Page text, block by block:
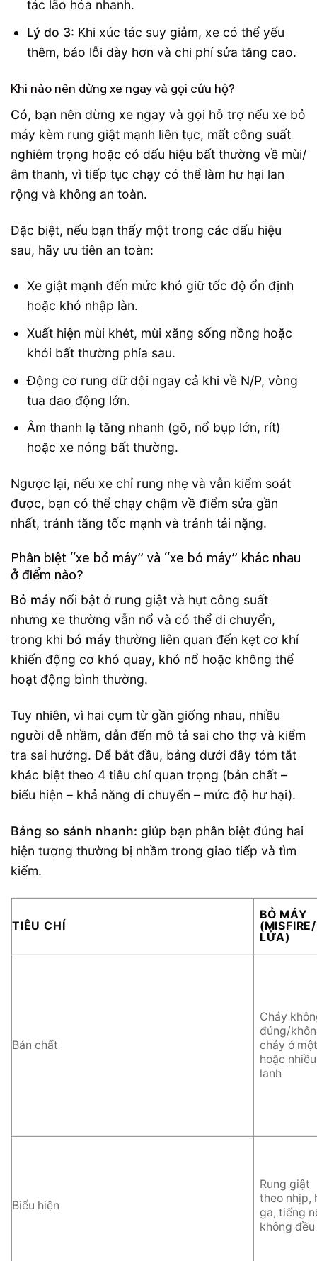
tác lão hóa nhanh.
Lý do 3: Khi xúc tác suy giảm, xe có thể yếu
thêm, báo lỗi dày hơn và chi phí sửa tăng cao.
Khi nào nên dừng xe ngay và gọi cứu hộ?
Có, bạn nên dừng xe ngay và gọi hỗ trợ nếu xe bỏ
máy kèm rung giật mạnh liên tục, mất công suất
nghiêm trọng hoặc có dấu hiệu bất thường về mùi/
âm thanh, vì tiếp tục chạy có thể làm hư hại lan
rộng và không an toàn.
Đặc biệt, nếu bạn thấy một trong các dấu hiệu
sau, hãy ưu tiên an toàn:
Xe giật mạnh đến mức khó giữ tốc độ ổn định
hoặc khó nhập làn.
Xuất hiện mùi khét, mùi xăng sống nồng hoặc
khói bất thường phía sau.
Động cơ rung dữ dội ngay cả khi về N/P, vòng
tua dao động lớn.
Âm thanh lạ tăng nhanh (gõ, nổ bụp lớn, rít)
hoặc xe nóng bất thường.
Ngược lại, nếu xe chỉ rung nhẹ và vẫn kiểm soát
được, bạn có thể chạy chậm về điểm sửa gần
nhất, tránh tăng tốc mạnh và tránh tải nặng.
Phân biệt “xe bỏ máy” và “xe bó máy” khác nhau
ở điểm nào?
Bỏ máy nổi bật ở rung giật và hụt công suất
nhưng xe thường vẫn nổ và có thể di chuyển,
trong khi bó máy thường liên quan đến kẹt cơ khí
khiến động cơ khó quay, khó nổ hoặc không thể
hoạt động bình thường.
Tuy nhiên, vì hai cụm từ gần giống nhau, nhiều
người dễ nhầm, dẫn đến mô tả sai cho thợ và kiểm
tra sai hướng. Để bắt đầu, bảng dưới đây tóm tắt
khác biệt theo 4 tiêu chí quan trọng (bản chất –
biểu hiện – khả năng di chuyển – mức độ hư hại).
Bảng so sánh nhanh: giúp bạn phân biệt đúng hai
hiện tượng thường bị nhầm trong giao tiếp và tìm
kiếm.
TIÊU CHÍ
BỎ MÁY
LỬA)
Bản chất
Cháy
đúng/
cháy ở một
hoặc
lanh
Biểu hiện
Rung giật
theo nhịp,
ga, tiếng
không đều